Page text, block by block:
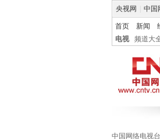
央视网 中国
首页 新闻
电视
频道大
中国网络电视台